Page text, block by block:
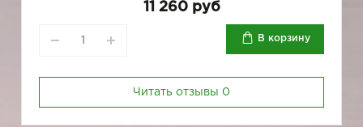
11 260 руб
В корзину
Читать отзывы 0